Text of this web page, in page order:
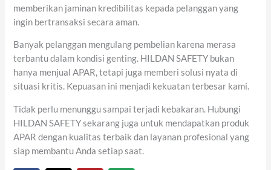
memberikan jaminan kredibilitas kepada pelanggan yang
ingin bertransaksi secara aman.
Banyak pelanggan mengulang pembelian karena merasa
terbantu dalam kondisi genting. HILDAN SAFETY bukan
hanya menjual APAR, tetapi juga memberi solusi nyata di
situasi kritis. Kepuasan ini menjadi kekuatan terbesar kami.
Tidak perlu menunggu sampai terjadi kebakaran. Hubungi
HILDAN SAFETY sekarang juga untuk mendapatkan produk
APAR dengan kualitas terbaik dan layanan profesional yang
siap membantu Anda setiap saat.